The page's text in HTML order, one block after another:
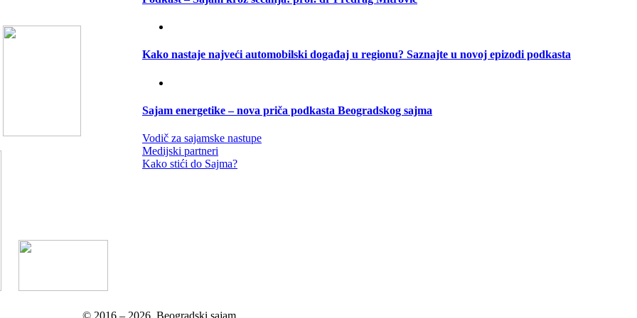
Kako nastaje najveći automobilski događaj u regionu? Saznajte u novoj epizodi podkasta
Sajam energetike – nova priča podkasta Beogradskog sajma
Vodič za sajamske nastupe
Medijski partneri
Kako stići do Sajma?